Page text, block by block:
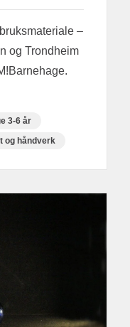
–
og Trondheim
3-6 år
og håndverk